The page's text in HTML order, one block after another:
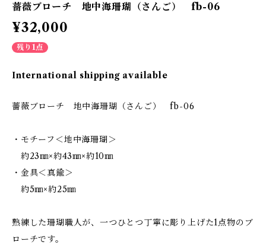
薔薇ブローチ 地中海珊瑚（さんご） fb-06
¥32,000
残り1点
International shipping available
薔薇ブローチ 地中海珊瑚（さんご） fb-06
・モチーフ＜地中海珊瑚＞
約23㎜×約43㎜×約10㎜
・金具＜真鍮＞
約5㎜×約25㎜
熟練した珊瑚職人が、一つひとつ丁寧に彫り上げた1点物のブ
ローチです。